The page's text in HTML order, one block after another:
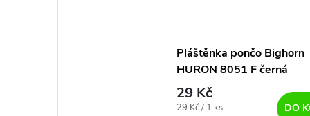
Pláštěnka pončo Bighorn
HURON 8051 F černá
29 Kč
Měrná
29 Kč / 1 ks
DO